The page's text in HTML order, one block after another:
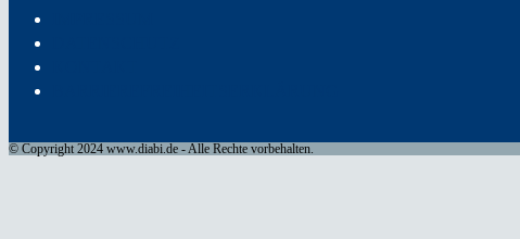
© Copyright 2024 www.diabi.de - Alle Rechte vorbehalten.